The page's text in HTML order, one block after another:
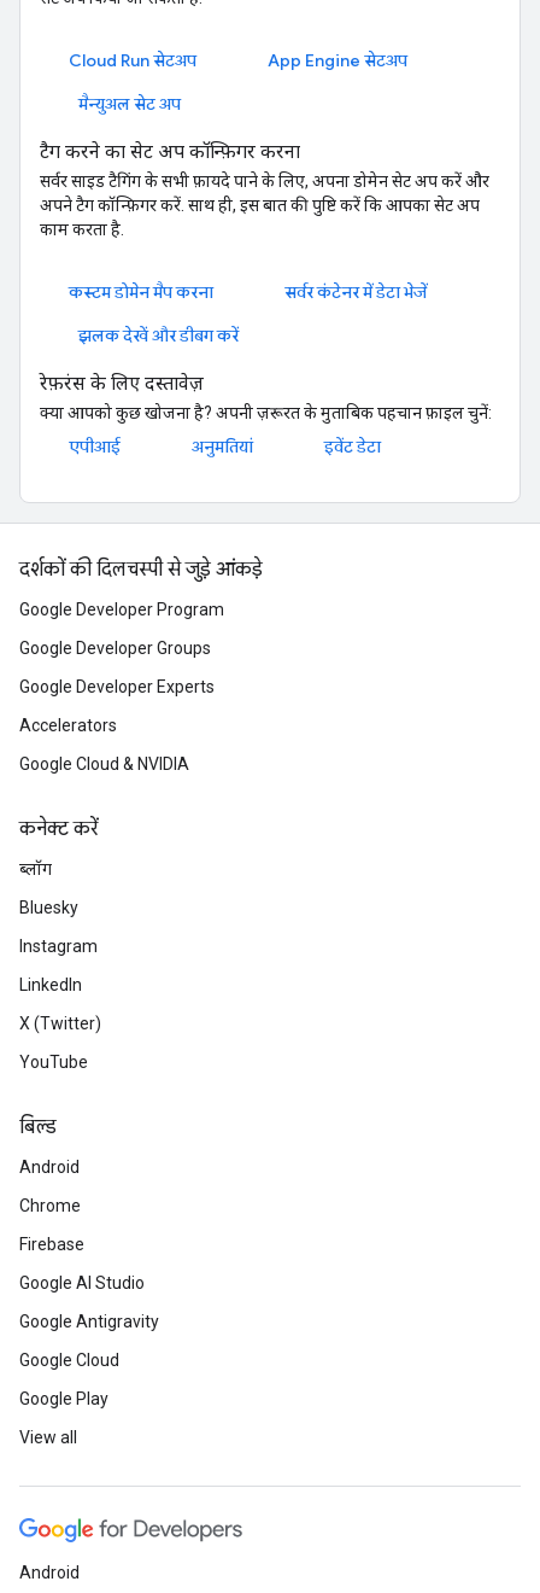
Cloud Run सेटअप
App Engine सेटअप
मैन्युअल सेट अप
टैग करने का सेट अप कॉन्फ़िगर करना
सर्वर साइड टैगिंग के सभी फ़ायदे पाने के लिए, अपना डोमेन सेट अप करें और
अपने टैग कॉन्फ़िगर करें. साथ ही, इस बात की पुष्टि करें कि आपका सेट अप
काम करता है.
कस्टम डोमेन मैप करना
सर्वर कंटेनर में डेटा भेजें
झलक देखें और डीबग करें
रेफ़रंस के लिए दस्तावेज़
क्या आपको कुछ खोजना है? अपनी ज़रूरत के मुताबिक पहचान फ़ाइल चुनें:
एपीआई अनुमतियां इवेंट डेटा
दर्शकों की दिलचस्पी से जुड़े आंकड़े
Google Developer Program
Google Developer Groups
Google Developer Experts
Accelerators
Google Cloud & NVIDIA
कनेक्ट करें
ब्लॉग
Bluesky
Instagram
LinkedIn
X (Twitter)
YouTube
बिल्ड
Android
Chrome
Firebase
Google AI Studio
Google Antigravity
Google Cloud
Google Play
View all
Android